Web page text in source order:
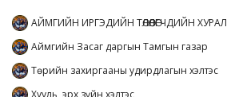
АЙМГИЙН ИРГЭДИЙН ТӨЛӨӨЛӨГЧДИЙН ХУРАЛ
Аймгийн Засаг даргын Тамгын газар
Төрийн захиргааны удирдлагын хэлтэс
Хууль, эрх зүйн хэлтэс